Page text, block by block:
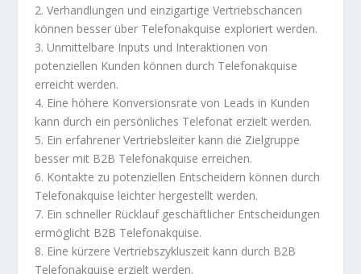
2. Verhandlungen und einzigartige Vertriebschancen
können besser über Telefonakquise exploriert werden.
3. Unmittelbare Inputs und Interaktionen von
potenziellen Kunden können durch Telefonakquise
erreicht werden.
4. Eine höhere Konversionsrate von Leads in Kunden
kann durch ein persönliches Telefonat erzielt werden.
5. Ein erfahrener Vertriebsleiter kann die Zielgruppe
besser mit B2B Telefonakquise erreichen.
6. Kontakte zu potenziellen Entscheidern können durch
Telefonakquise leichter hergestellt werden.
7. Ein schneller Rücklauf geschäftlicher Entscheidungen
ermöglicht B2B Telefonakquise.
8. Eine kürzere Vertriebszykluszeit kann durch B2B
Telefonakquise erzielt werden.